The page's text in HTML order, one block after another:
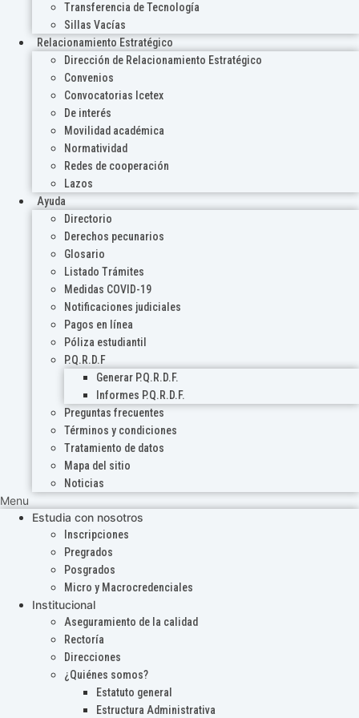
Transferencia de Tecnología
Sillas Vacías
Relacionamiento Estratégico
Dirección de Relacionamiento Estratégico
Convenios
Convocatorias Icetex
De interés
Movilidad académica
Normatividad
Redes de cooperación
Lazos
Ayuda
Directorio
Derechos pecunarios
Glosario
Listado Trámites
Medidas COVID-19
Notificaciones judiciales
Pagos en línea
Póliza estudiantil
P.Q.R.D.F
Generar P.Q.R.D.F.
Informes P.Q.R.D.F.
Preguntas frecuentes
Términos y condiciones
Tratamiento de datos
Mapa del sitio
Noticias
Menu
Estudia con nosotros
Inscripciones
Pregrados
Posgrados
Micro y Macrocredenciales
Institucional
Aseguramiento de la calidad
Rectoría
Direcciones
¿Quiénes somos?
Estatuto general
Estructura Administrativa